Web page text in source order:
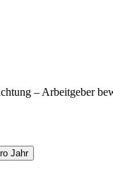
– Arbeitgeber
Jahr